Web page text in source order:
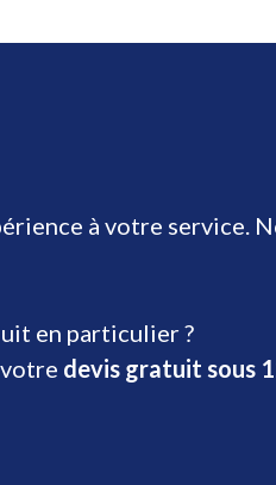
à votre service.
en particulier ?
devis gratuit sous